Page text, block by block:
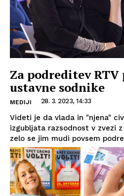
Za podreditev
ustavne sodnike
MEDIJI 28. 3. 2023, 14:33
Videti je da vlada in "njena"
izgubljata razsodnost v zvezi z
zelo se jim mudi povsem